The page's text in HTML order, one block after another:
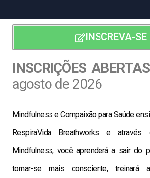
INSCREVA-SE
INSCRIÇÕES
agosto de 2026
Mindfulness e Compaixão para Saúde
RespiraVida Breathworks e
Mindfulness, você aprenderá a sair do
tornar-se mais consciente, treinará